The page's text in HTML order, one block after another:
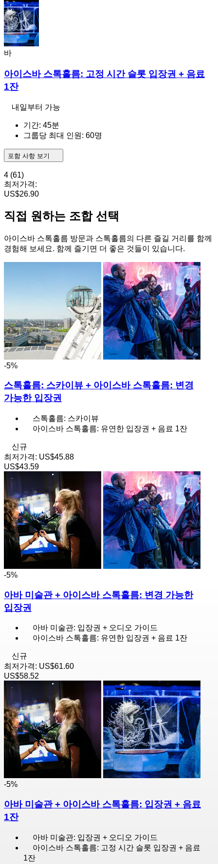
바
아이스바 스톡홀름: 고정 시간 슬롯 입장권 + 음료
1잔
내일부터 가능
기간: 45분
그룹당 최대 인원: 60명
포함 사항 보기
4 (61)
최저가격:
US$26.90
직접 원하는 조합 선택
아이스바 스톡홀름 방문과 스톡홀름의 다른 즐길 거리를 함께
경험해 보세요. 함께 즐기면 더 좋은 것들이 있습니다.
-5%
스톡홀름: 스카이뷰 + 아이스바 스톡홀름: 변경
가능한 입장권
스톡홀름: 스카이뷰
아이스바 스톡홀름: 유연한 입장권 + 음료 1잔
신규
최저가격: US$45.88
US$43.59
-5%
아바 미술관 + 아이스바 스톡홀름: 변경 가능한
입장권
아바 미술관: 입장권 + 오디오 가이드
아이스바 스톡홀름: 유연한 입장권 + 음료 1잔
신규
최저가격: US$61.60
US$58.52
-5%
아바 미술관 + 아이스바 스톡홀름: 입장권 + 음료
1잔
아바 미술관: 입장권 + 오디오 가이드
아이스바 스톡홀름: 고정 시간 슬롯 입장권 + 음료
1잔